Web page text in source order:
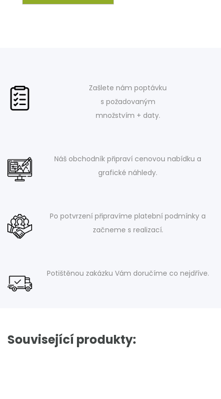
Zašlete nám poptávku
s požadovaným
množstvím + daty.
Náš obchodník připraví cenovou nabídku a
grafické náhledy.
Po potvrzení připravíme platební podmínky a
začneme s realizací.
Potištěnou zakázku Vám doručíme co nejdříve.
Související produkty: